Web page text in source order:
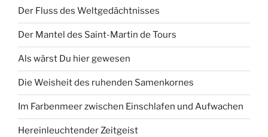
Der Fluss des Weltgedächtnisses
Der Mantel des Saint-Martin de Tours
Als wärst Du hier gewesen
Die Weisheit des ruhenden Samenkornes
Im Farbenmeer zwischen Einschlafen und Aufwachen
Hereinleuchtender Zeitgeist